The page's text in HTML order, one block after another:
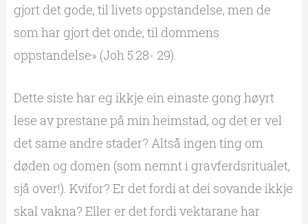
gjort det gode, til livets oppstandelse, men de
som har gjort det onde, til dommens
oppstandelse» (Joh 5:28- 29).
Dette siste har eg ikkje ein einaste gong høyrt
lese av prestane på min heimstad, og det er vel
det same andre stader? Altså ingen ting om
døden og domen (som nemnt i gravferdsritualet,
sjå over!). Kvifor? Er det fordi at dei sovande ikkje
skal vakna? Eller er det fordi vektarane har